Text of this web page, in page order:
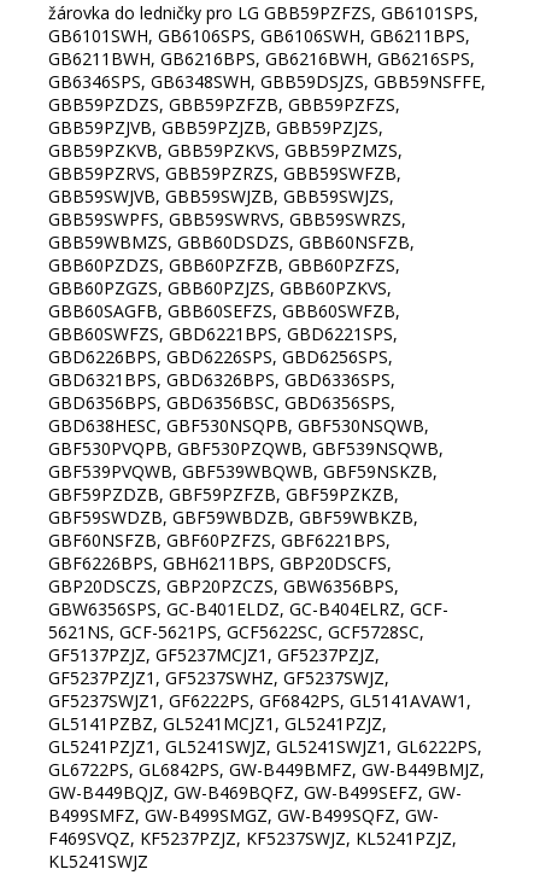
žárovka do ledničky pro LG GBB59PZFZS, GB6101SPS,
GB6101SWH, GB6106SPS, GB6106SWH, GB6211BPS,
GB6211BWH, GB6216BPS, GB6216BWH, GB6216SPS,
GB6346SPS, GB6348SWH, GBB59DSJZS, GBB59NSFFE,
GBB59PZDZS, GBB59PZFZB, GBB59PZFZS,
GBB59PZJVB, GBB59PZJZB, GBB59PZJZS,
GBB59PZKVB, GBB59PZKVS, GBB59PZMZS,
GBB59PZRVS, GBB59PZRZS, GBB59SWFZB,
GBB59SWJVB, GBB59SWJZB, GBB59SWJZS,
GBB59SWPFS, GBB59SWRVS, GBB59SWRZS,
GBB59WBMZS, GBB60DSDZS, GBB60NSFZB,
GBB60PZDZS, GBB60PZFZB, GBB60PZFZS,
GBB60PZGZS, GBB60PZJZS, GBB60PZKVS,
GBB60SAGFB, GBB60SEFZS, GBB60SWFZB,
GBB60SWFZS, GBD6221BPS, GBD6221SPS,
GBD6226BPS, GBD6226SPS, GBD6256SPS,
GBD6321BPS, GBD6326BPS, GBD6336SPS,
GBD6356BPS, GBD6356BSC, GBD6356SPS,
GBD638HESC, GBF530NSQPB, GBF530NSQWB,
GBF530PVQPB, GBF530PZQWB, GBF539NSQWB,
GBF539PVQWB, GBF539WBQWB, GBF59NSKZB,
GBF59PZDZB, GBF59PZFZB, GBF59PZKZB,
GBF59SWDZB, GBF59WBDZB, GBF59WBKZB,
GBF60NSFZB, GBF60PZFZS, GBF6221BPS,
GBF6226BPS, GBH6211BPS, GBP20DSCFS,
GBP20DSCZS, GBP20PZCZS, GBW6356BPS,
GBW6356SPS, GC-B401ELDZ, GC-B404ELRZ, GCF-
5621NS, GCF-5621PS, GCF5622SC, GCF5728SC,
GF5137PZJZ, GF5237MCJZ1, GF5237PZJZ,
GF5237PZJZ1, GF5237SWHZ, GF5237SWJZ,
GF5237SWJZ1, GF6222PS, GF6842PS, GL5141AVAW1,
GL5141PZBZ, GL5241MCJZ1, GL5241PZJZ,
GL5241PZJZ1, GL5241SWJZ, GL5241SWJZ1, GL6222PS,
GL6722PS, GL6842PS, GW-B449BMFZ, GW-B449BMJZ,
GW-B449BQJZ, GW-B469BQFZ, GW-B499SEFZ, GW-
B499SMFZ, GW-B499SMGZ, GW-B499SQFZ, GW-
F469SVQZ, KF5237PZJZ, KF5237SWJZ, KL5241PZJZ,
KL5241SWJZ